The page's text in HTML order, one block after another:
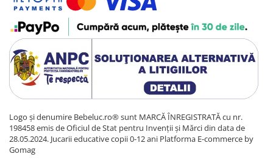
Logo și denumire Bebeluc.ro® sunt MARCĂ ÎNREGISTRATĂ cu nr.
198458 emis de Oficiul de Stat pentru Invenții și Mărci din data de
28.05.2024. Jucarii educative copii 0-12 ani Platforma E-commerce by
Gomag